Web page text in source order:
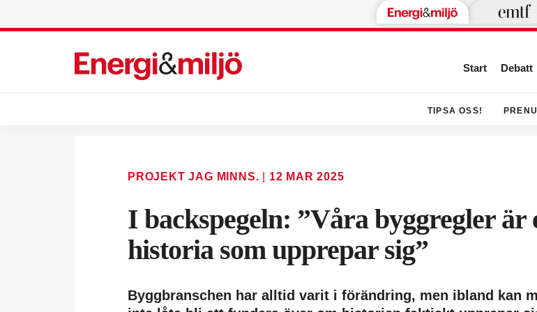
Start Debatt
TIPSA OSS!
PROJEKT JAG MINNS. 12 MAR 2025
I backspegeln: ”Våra byggregler är
historia som upprepar sig”
Byggbranschen har alltid varit i förändring, men ibland kan